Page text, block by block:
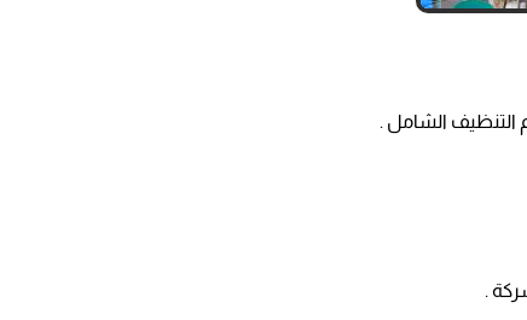
التنظيف الشامل .
.